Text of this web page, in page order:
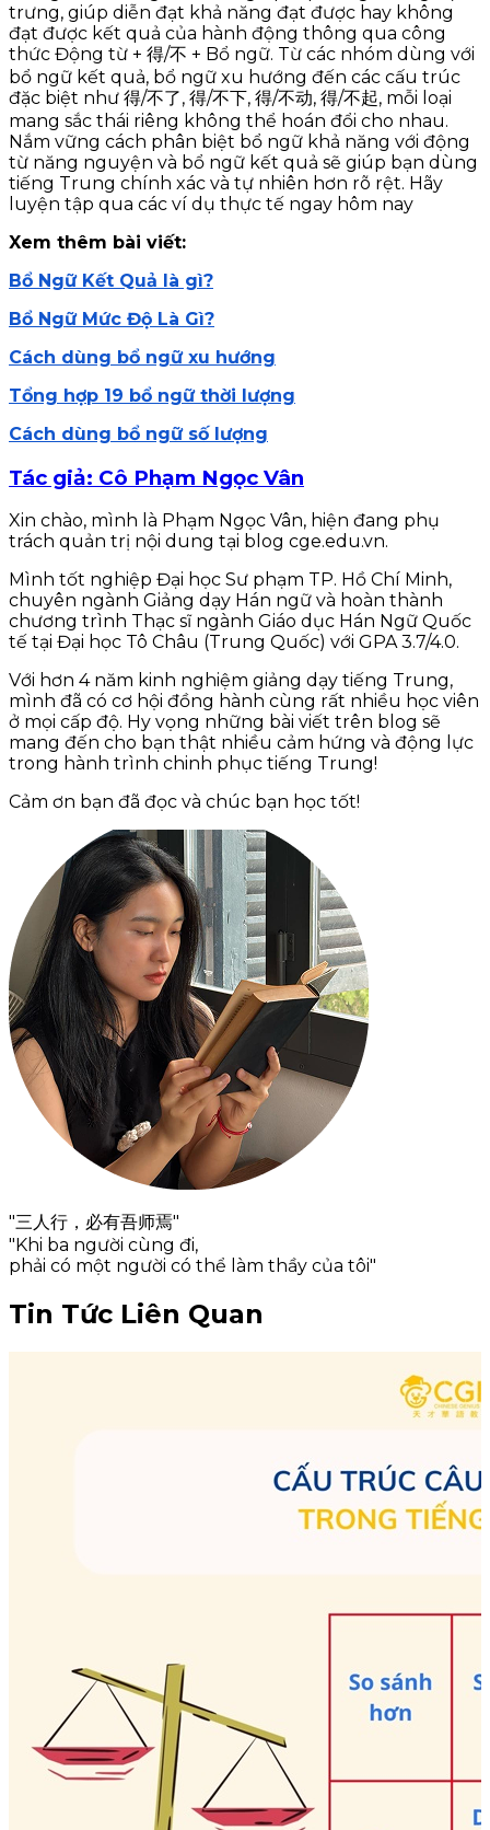
trưng, giúp diễn đạt khả năng đạt được hay không
đạt được kết quả của hành động thông qua công
thức Động từ + 得/不 + Bổ ngữ. Từ các nhóm dùng với
bổ ngữ kết quả, bổ ngữ xu hướng đến các cấu trúc
đặc biệt như 得/不了, 得/不下, 得/不动, 得/不起, mỗi loại
mang sắc thái riêng không thể hoán đổi cho nhau.
Nắm vững cách phân biệt bổ ngữ khả năng với động
từ năng nguyện và bổ ngữ kết quả sẽ giúp bạn dùng
tiếng Trung chính xác và tự nhiên hơn rõ rệt. Hãy
luyện tập qua các ví dụ thực tế ngay hôm nay
Xem thêm bài viết:
Bổ Ngữ Kết Quả là gì?
Bổ Ngữ Mức Độ Là Gì?
Cách dùng bổ ngữ xu hướng
Tổng hợp 19 bổ ngữ thời lượng
Cách dùng bổ ngữ số lượng
Tác giả: Cô Phạm Ngọc Vân
Xin chào, mình là Phạm Ngọc Vân, hiện đang phụ
trách quản trị nội dung tại blog cge.edu.vn.
Mình tốt nghiệp Đại học Sư phạm TP. Hồ Chí Minh,
chuyên ngành Giảng dạy Hán ngữ và hoàn thành
chương trình Thạc sĩ ngành Giáo dục Hán Ngữ Quốc
tế tại Đại học Tô Châu (Trung Quốc) với GPA 3.7/4.0.
Với hơn 4 năm kinh nghiệm giảng dạy tiếng Trung,
mình đã có cơ hội đồng hành cùng rất nhiều học viên
ở mọi cấp độ. Hy vọng những bài viết trên blog sẽ
mang đến cho bạn thật nhiều cảm hứng và động lực
trong hành trình chinh phục tiếng Trung!
Cảm ơn bạn đã đọc và chúc bạn học tốt!
"三人行，必有吾师焉"
"Khi ba người cùng đi,
phải có một người có thể làm thầy của tôi"
Tin Tức Liên Quan